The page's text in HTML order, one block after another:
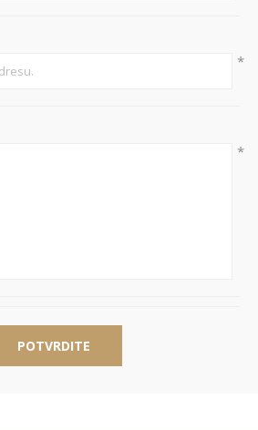
*
*
POTVRDITE